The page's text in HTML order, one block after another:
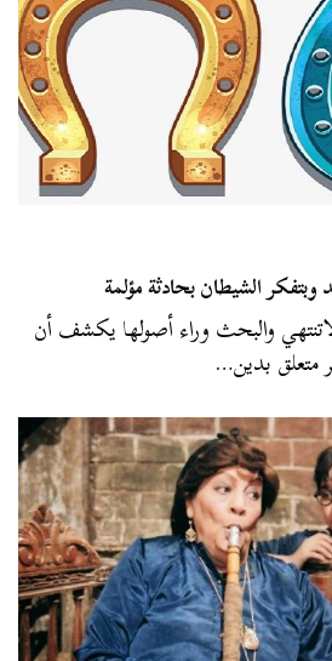
الشيطان بحادثة مؤلمة
والبحث وراء أصولها يكشف أن
متعلق بدين…